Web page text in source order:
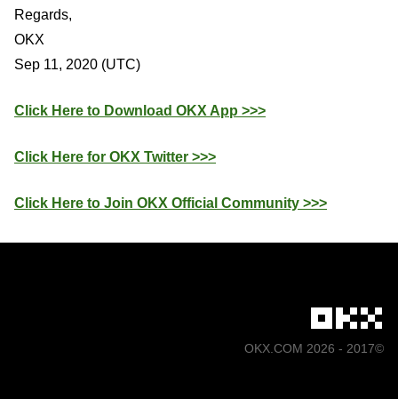
Regards,
OKX
Sep 11, 2020 (UTC)
Click Here to Download OKX App >>>
Click Here for OKX Twitter >>>
Click Here to Join OKX Official Community >>>
©2017 - 2026 OKX.COM